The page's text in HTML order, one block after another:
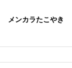
メンカラたこやき